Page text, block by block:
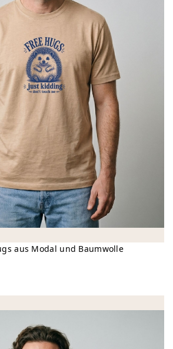
aus Modal und Baumwolle